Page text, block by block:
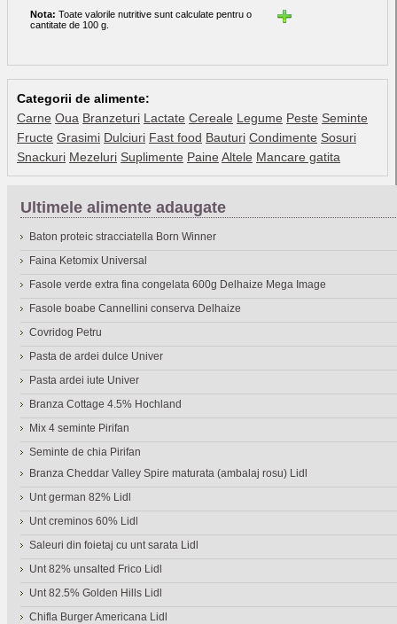
Nota: Toate valorile nutritive sunt calculate pentru o
cantitate de 100 g.
Categorii de alimente:
Carne Oua Branzeturi Lactate Cereale Legume Peste Seminte
Fructe Grasimi Dulciuri Fast food Bauturi Condimente Sosuri
Snackuri Mezeluri Suplimente Paine Altele Mancare gatita
Ultimele alimente adaugate
Baton proteic stracciatella Born Winner
Faina Ketomix Universal
Fasole verde extra fina congelata 600g Delhaize Mega Image
Fasole boabe Cannellini conserva Delhaize
Covridog Petru
Pasta de ardei dulce Univer
Pasta ardei iute Univer
Branza Cottage 4.5% Hochland
Mix 4 seminte Pirifan
Seminte de chia Pirifan
Branza Cheddar Valley Spire maturata (ambalaj rosu) Lidl
Unt german 82% Lidl
Unt creminos 60% Lidl
Saleuri din foietaj cu unt sarata Lidl
Unt 82% unsalted Frico Lidl
Unt 82.5% Golden Hills Lidl
Chifla Burger Americana Lidl